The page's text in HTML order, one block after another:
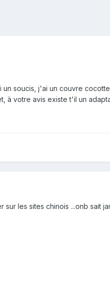
soucis, j'ai un couvre
à votre avis existe t'il un
les sites chinois ...onb sait